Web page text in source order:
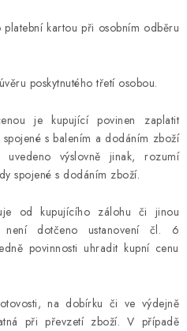
kartou při osobním odběru
poskytnutého třetí osobou.
je kupující povinen zaplatit
s balením a dodáním zboží
výslovně jinak, rozumí
spojené s dodáním zboží.
od kupujícího zálohu či jinou
není dotčeno ustanovení čl. 6
povinnosti uhradit kupní cenu
na dobírku či ve výdejně
při převzetí zboží. V případě